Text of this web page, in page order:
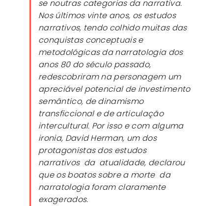
se noutras categorias da narrativa.
Nos últimos vinte anos, os estudos
narrativos, tendo colhido muitas das
conquistas conceptuais e
metodológicas da narratologia dos
anos 80 do século passado,
redescobriram na personagem um
apreciável potencial de investimento
semântico, de dinamismo
transficcional e de articulação
intercultural. Por isso e com alguma
ironia, David Herman, um dos
protagonistas dos estudos
narrativos da atualidade, declarou
que os boatos sobre a morte da
narratologia foram claramente
exagerados.